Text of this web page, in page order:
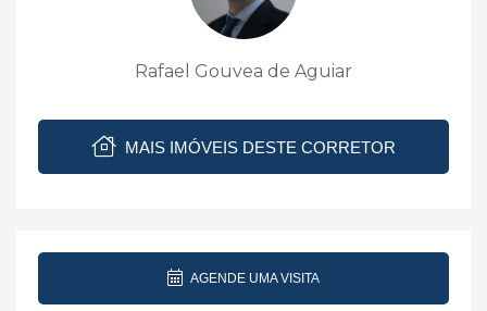
Rafael Gouvea de Aguiar
MAIS IMÓVEIS DESTE CORRETOR
AGENDE UMA VISITA